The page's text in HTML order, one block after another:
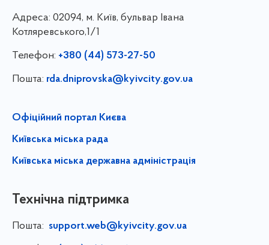
Адреса: 02094, м. Київ, бульвар Івана
Котляревського,1/1
Телефон: +380 (44) 573-27-50
Пошта: rda.dniprovska@kyivcity.gov.ua
Офіційний портал Києва
Київська міська рада
Київська міська державна адміністрація
Технічна підтримка
Пошта: support.web@kyivcity.gov.ua